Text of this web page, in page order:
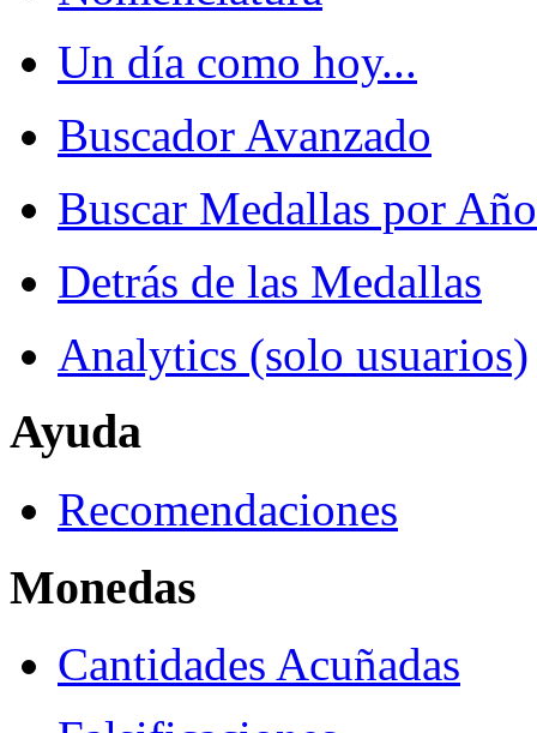
Un día como hoy...
Buscador Avanzado
Buscar Medallas por Año
Detrás de las Medallas
Analytics (solo usuarios)
Ayuda
Recomendaciones
Monedas
Cantidades Acuñadas